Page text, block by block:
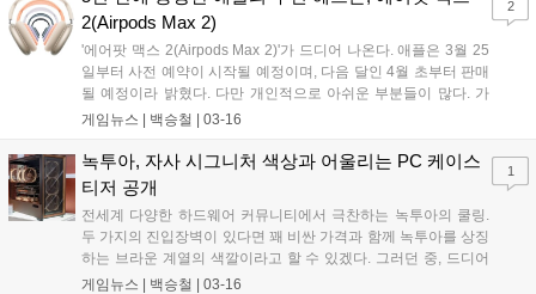
우드(Hollywood) 시각 효과에서만 가능했던 새로운 수준의 사실적인 컴
퓨터 그래픽을 구현할 수 있다....
2(Airpods Max 2)
'에어팟 맥스 2(Airpods Max 2)'가 드디어 나온다. 애플은 3월 25
일부터 사전 예약이 시작될 예정이며, 다음 달인 4월 초부터 판매
될 예정이라 밝혔다. 다만 개인적으로 아쉬운 부분들이 많다. 가
격은 85만 원, 무게는 전작과 동일한 386.2g. 이전 제품에서 가장
품을 통해 가장 해소되길 바랐던 두 부분에 있어 만족스러워 보이
진 않는다....
게임뉴스 | 백승철 03-16
2
녹투아, 자사 시그니처 색상과 어울리는 PC 케이스
티저 공개
전세계 다양한 하드웨어 커뮤니티에서 극찬하는 녹투아의 쿨링.
두 가지의 진입장벽이 있다면 꽤 비싼 가격과 함께 녹투아를 상징
하는 브라운 계열의 색깔이라고 할 수 있겠다. 그러던 중, 드디어
녹투아에서 곧 출시될 PC 케이스의 티저 이미지를 자사 X를 통해
게임뉴스 | 백승철 03-16
1